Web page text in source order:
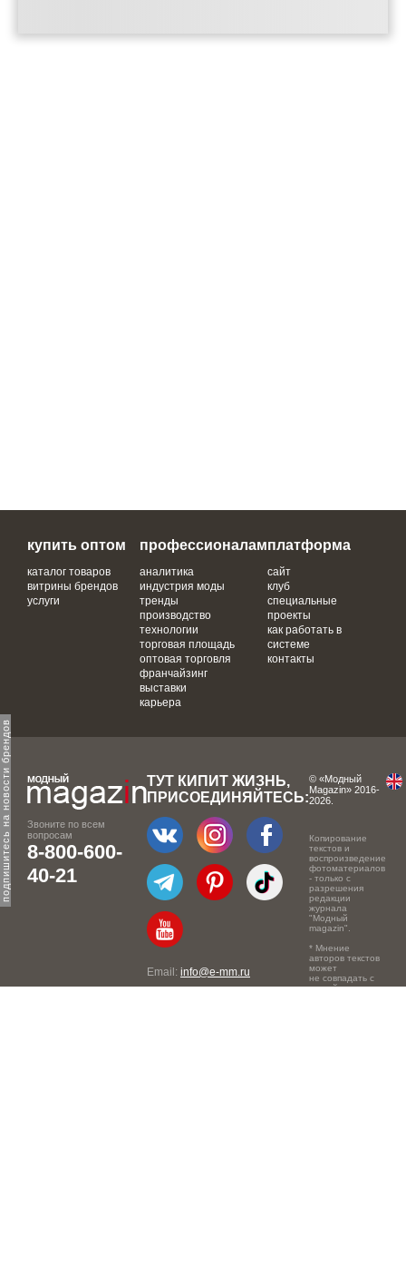
подпишитесь на новости брендов
купить оптом
каталог товаров
витрины брендов
услуги
профессионалам
аналитика
индустрия моды
тренды
производство
технологии
торговая площадь
оптовая торговля
франчайзинг
выставки
карьера
платформа
сайт
клуб
специальные
проекты
как работать в
системе
контакты
Звоните по всем
вопросам
8-800-600-
40-21
ТУТ КИПИТ ЖИЗНЬ,
ПРИСОЕДИНЯЙТЕСЬ:
Email: info@e-mm.ru
© «Модный
Magazin» 2016-
2026.
Копирование
текстов и
воспроизведение
фотоматериалов
- только с
разрешения
редакции
журнала
"Модный
magazin".
* Мнение
авторов текстов
может
не совпадать с
точкой зрения